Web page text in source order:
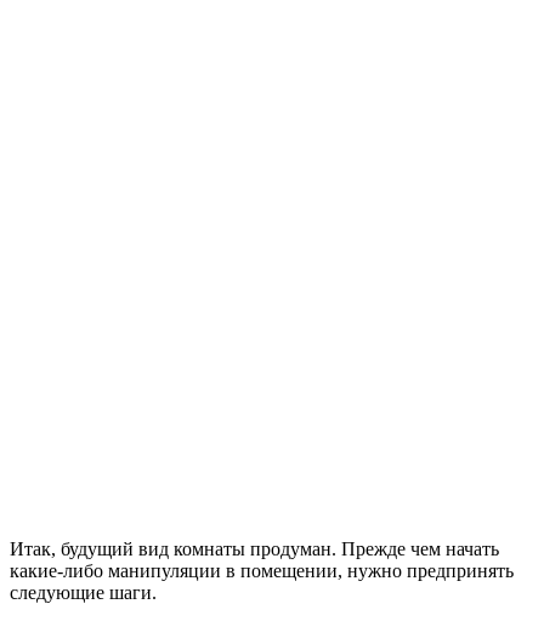
Итак, будущий вид комнаты продуман. Прежде чем начать
какие-либо манипуляции в помещении, нужно предпринять
следующие шаги.